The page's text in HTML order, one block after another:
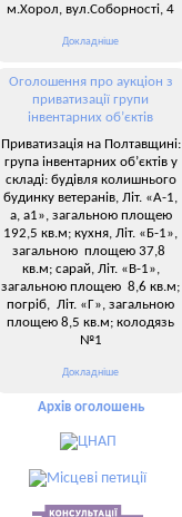
м.Хорол, вул.Соборності, 4
Докладніше
Оголошення про аукціон з
приватизації групи
інвентарних об’єктів
Приватизація на Полтавщині:
група інвентарних об’єктів у
складі: будівля колишнього
будинку ветеранів, Літ. «А-1,
а, а1», загальною площею
192,5 кв.м; кухня, Літ. «Б-1»,
загальною площею 37,8
кв.м; сарай, Літ. «В-1»,
загальною площею 8,6 кв.м;
погріб, Літ. «Г», загальною
площею 8,5 кв.м; колодязь
№1
Докладніше
Архів оголошень